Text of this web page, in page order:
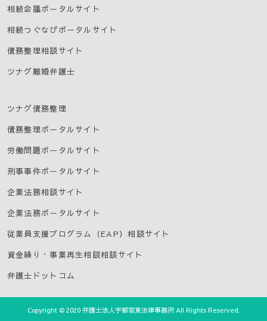
相続会議ポータルサイト
相続つぐなびポータルサイト
債務整理相談サイト
ツナグ離婚弁護士
ツナグ債務整理
債務整理ポータルサイト
労働問題ポータルサイト
刑事事件ポータルサイト
企業法務相談サイト
企業法務ポータルサイト
従業員支援プログラム（EAP）相談サイト
資金繰り・事業再生相談相談サイト
弁護士ドットコム
Copyright © 2020 弁護士法人宇都宮東法律事務所 All Rights Reserved.